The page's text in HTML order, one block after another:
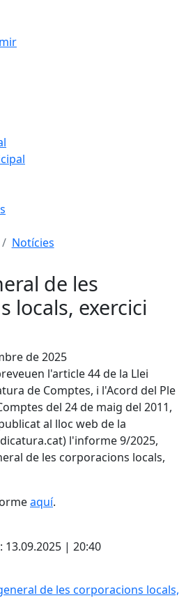
Notícies
de les
locals, exercici
de 2025
l'article 44 de la Llei
de Comptes, i l'Acord del Ple
del 24 de maig del 2011,
al lloc web de la
l'informe 9/2025,
de les corporacions locals,
aquí.
| 20:40
de les corporacions locals,